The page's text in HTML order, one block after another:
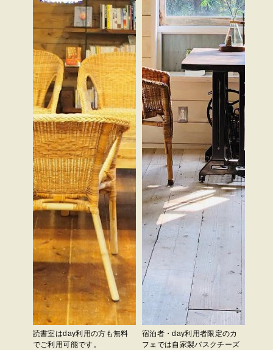
読書室はday利用の方も無料
でご利用可能です。
宿泊者・day利用者限定のカ
フェでは自家製バスクチーズ